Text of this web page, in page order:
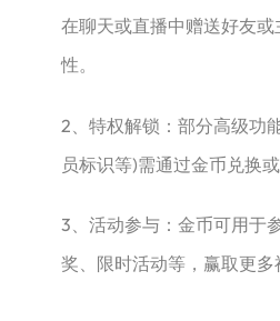
在聊天或直播中赠送好友
性。
2、特权解锁：部分高级功
员标识等)需通过金币兑换
3、活动参与：金币可用于
奖、限时活动等，赢取更多